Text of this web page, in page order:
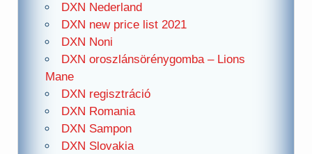
DXN Nederland
DXN new price list 2021
DXN Noni
DXN oroszlánsörénygomba – Lions
Mane
DXN regisztráció
DXN Romania
DXN Sampon
DXN Slovakia